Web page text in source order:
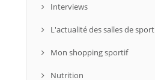
Interviews
L'actualité des salles de sport
Mon shopping sportif
Nutrition